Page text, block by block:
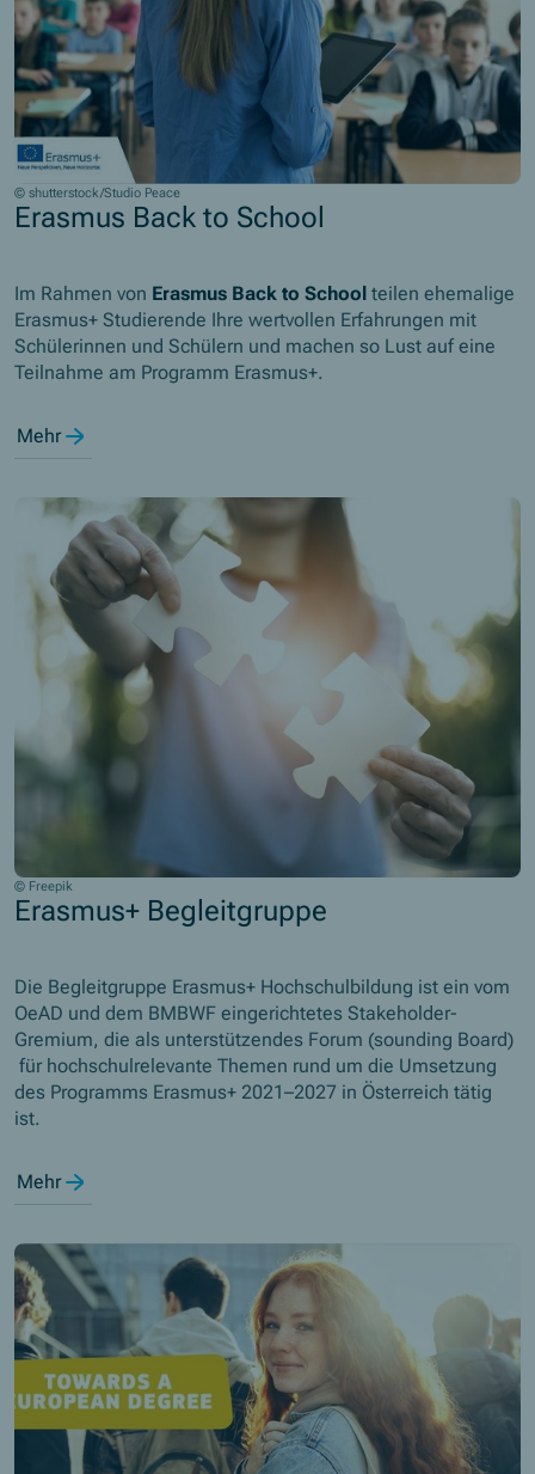
© shutterstock/Studio Peace
Erasmus Back to School
Im Rahmen von Erasmus Back to School teilen ehemalige
Erasmus+ Studierende Ihre wertvollen Erfahrungen mit
Schülerinnen und Schülern und machen so Lust auf eine
Teilnahme am Programm Erasmus+.
Mehr
© Freepik
Erasmus+ Begleitgruppe
Die Begleitgruppe Erasmus+ Hochschulbildung ist ein vom
OeAD und dem BMBWF eingerichtetes Stakeholder-
Gremium, die als unterstützendes Forum (sounding Board)
für hochschulrelevante Themen rund um die Umsetzung
des Programms Erasmus+ 2021–2027 in Österreich tätig
ist.
Mehr